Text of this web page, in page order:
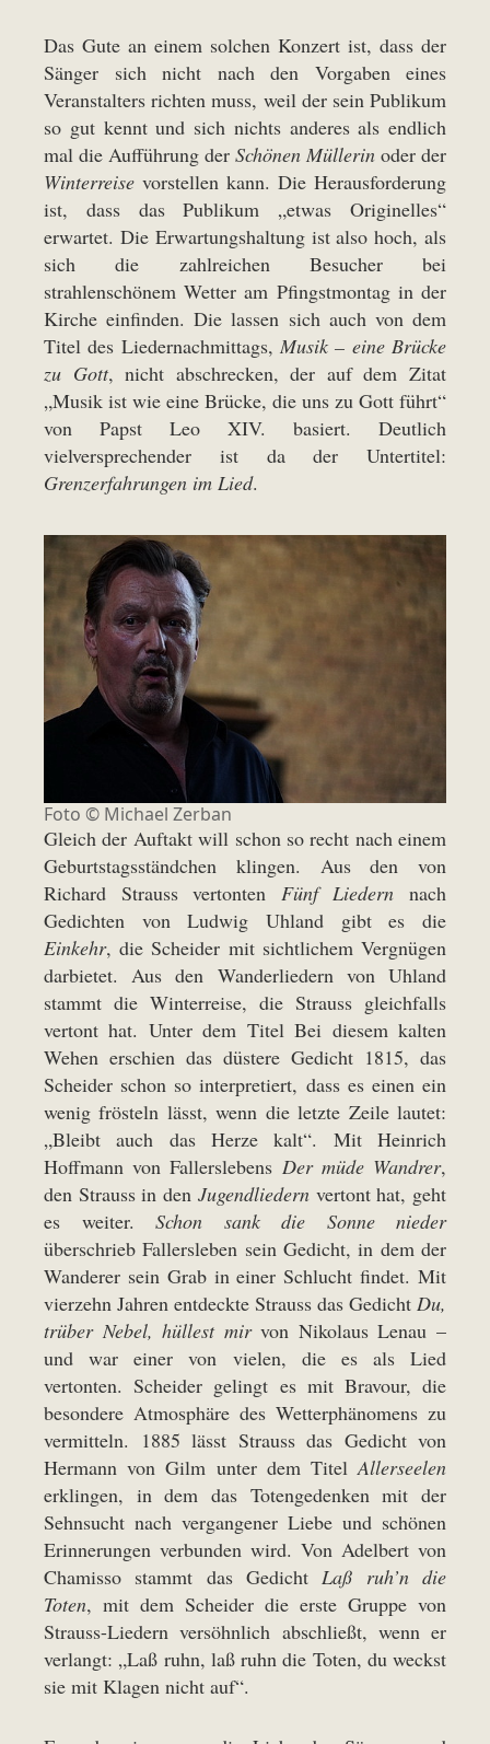
Das Gute an einem solchen Konzert ist, dass der
Sänger sich nicht nach den Vorgaben eines
Veranstalters richten muss, weil der sein Publikum
so gut kennt und sich nichts anderes als endlich
mal die Aufführung der Schönen Müllerin oder der
Winterreise vorstellen kann. Die Herausforderung
ist, dass das Publikum „etwas Originelles“
erwartet. Die Erwartungshaltung ist also hoch, als
sich die zahlreichen Besucher bei
strahlenschönem Wetter am Pfingstmontag in der
Kirche einfinden. Die lassen sich auch von dem
Titel des Liedernachmittags, Musik – eine Brücke
zu Gott, nicht abschrecken, der auf dem Zitat
„Musik ist wie eine Brücke, die uns zu Gott führt“
von Papst Leo XIV. basiert. Deutlich
vielversprechender ist da der Untertitel:
Grenzerfahrungen im Lied.
Foto © Michael Zerban
Gleich der Auftakt will schon so recht nach einem
Geburtstagsständchen klingen. Aus den von
Richard Strauss vertonten Fünf Liedern nach
Gedichten von Ludwig Uhland gibt es die
Einkehr, die Scheider mit sichtlichem Vergnügen
darbietet. Aus den Wanderliedern von Uhland
stammt die Winterreise, die Strauss gleichfalls
vertont hat. Unter dem Titel Bei diesem kalten
Wehen erschien das düstere Gedicht 1815, das
Scheider schon so interpretiert, dass es einen ein
wenig frösteln lässt, wenn die letzte Zeile lautet:
„Bleibt auch das Herze kalt“. Mit Heinrich
Hoffmann von Fallerslebens Der müde Wandrer,
den Strauss in den Jugendliedernvertont hat, geht
es weiter. Schon sank die Sonne nieder
überschrieb Fallersleben sein Gedicht, in dem der
Wanderer sein Grab in einer Schlucht findet. Mit
vierzehn Jahren entdeckte Strauss das Gedicht Du,
trüber Nebel, hüllest mirvon Nikolaus Lenau –
und war einer von vielen, die es als Lied
vertonten. Scheider gelingt es mit Bravour, die
besondere Atmosphäre des Wetterphänomens zu
vermitteln. 1885 lässt Strauss das Gedicht von
Hermann von Gilm unter dem TitelAllerseelen
erklingen, in dem das Totengedenken mit der
Sehnsucht nach vergangener Liebe und schönen
Erinnerungen verbunden wird. Von Adelbert von
Chamisso stammt das GedichtLaß ruh’n die
Toten, mit dem Scheider die erste Gruppe von
Strauss-Liedern versöhnlich abschließt, wenn er
verlangt: „Laß ruhn, laß ruhn die Toten, du weckst
sie mit Klagen nicht auf“.